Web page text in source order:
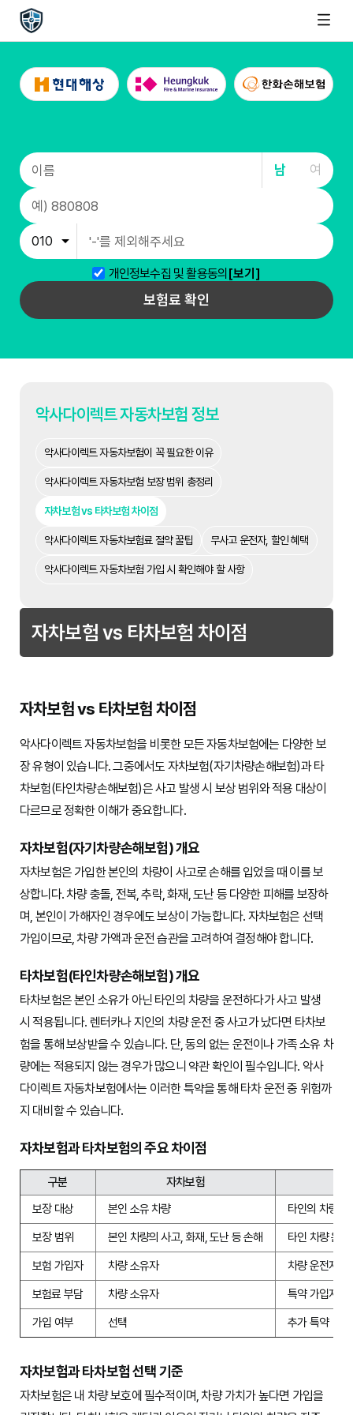
남 여
개인정보수집 및 활용동의 [보기]
보험료 확인
악사다이렉트 자동차보험 정보
악사다이렉트 자동차보험이 꼭 필요한 이유
악사다이렉트 자동차보험 보장 범위 총정리
자차보험 vs 타차보험 차이점
악사다이렉트 자동차보험료 절약 꿀팁 무사고 운전자, 할인 혜택
악사다이렉트 자동차보험 가입 시 확인해야 할 사항
자차보험 vs 타차보험 차이점
자차보험 vs 타차보험 차이점
악사다이렉트 자동차보험을 비롯한 모든 자동차보험에는 다양한 보
장 유형이 있습니다. 그중에서도 자차보험(자기차량손해보험)과 타
차보험(타인차량손해보험)은 사고 발생 시 보상 범위와 적용 대상이
다르므로 정확한 이해가 중요합니다.
자차보험(자기차량손해보험) 개요
자차보험은 가입한 본인의 차량이 사고로 손해를 입었을 때 이를 보
상합니다. 차량 충돌, 전복, 추락, 화재, 도난 등 다양한 피해를 보장하
며, 본인이 가해자인 경우에도 보상이 가능합니다. 자차보험은 선택
가입이므로, 차량 가액과 운전 습관을 고려하여 결정해야 합니다.
타차보험(타인차량손해보험) 개요
타차보험은 본인 소유가 아닌 타인의 차량을 운전하다가 사고 발생
시 적용됩니다. 렌터카나 지인의 차량 운전 중 사고가 났다면 타차보
험을 통해 보상받을 수 있습니다. 단, 동의 없는 운전이나 가족 소유 차
량에는 적용되지 않는 경우가 많으니 약관 확인이 필수입니다. 악사
다이렉트 자동차보험에서는 이러한 특약을 통해 타차 운전 중 위험까
지 대비할 수 있습니다.
자차보험과 타차보험의 주요 차이점
구분 자차보험
보장 대상
본인 소유 차량
타인의 차량 (
보장 범위
본인 차량의 사고, 화재, 도난 등 손해
타인 차량 운
보험 가입자
차량 소유자
차량 운전자 (
보험료 부담
차량 소유자
특약 가입자
가입 여부
선택 추가 특약
자차보험과 타차보험 선택 기준
자차보험은 내 차량 보호에 필수적이며, 차량 가치가 높다면 가입을